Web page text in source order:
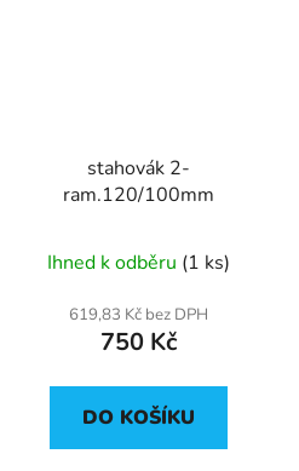
stahovák 2-
ram.120/100mm
Ihned k odběru (1 ks)
619,83 Kč bez DPH
750 Kč
DO KOŠÍKU